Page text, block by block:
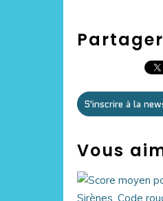
S'inscrire à la
Vous